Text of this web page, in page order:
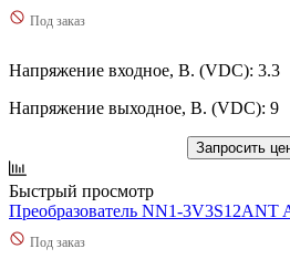
Под заказ
Напряжение входное, В. (VDC): 3.3
Напряжение выходное, В. (VDC): 9
Запросить
Быстрый просмотр
Преобразователь NN1-3V3S12ANT
Под заказ